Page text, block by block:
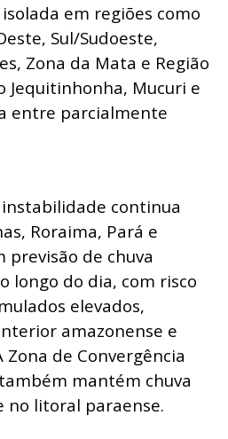
em regiões como
Sul/Sudoeste,
Zona da Mata e Região
Jequitinhonha, Mucuri e
entre parcialmente
continua
Roraima, Pará e
previsão de chuva
longo do dia, com risco
elevados,
amazonense e
Zona de Convergência
mantém chuva
no litoral paraense.